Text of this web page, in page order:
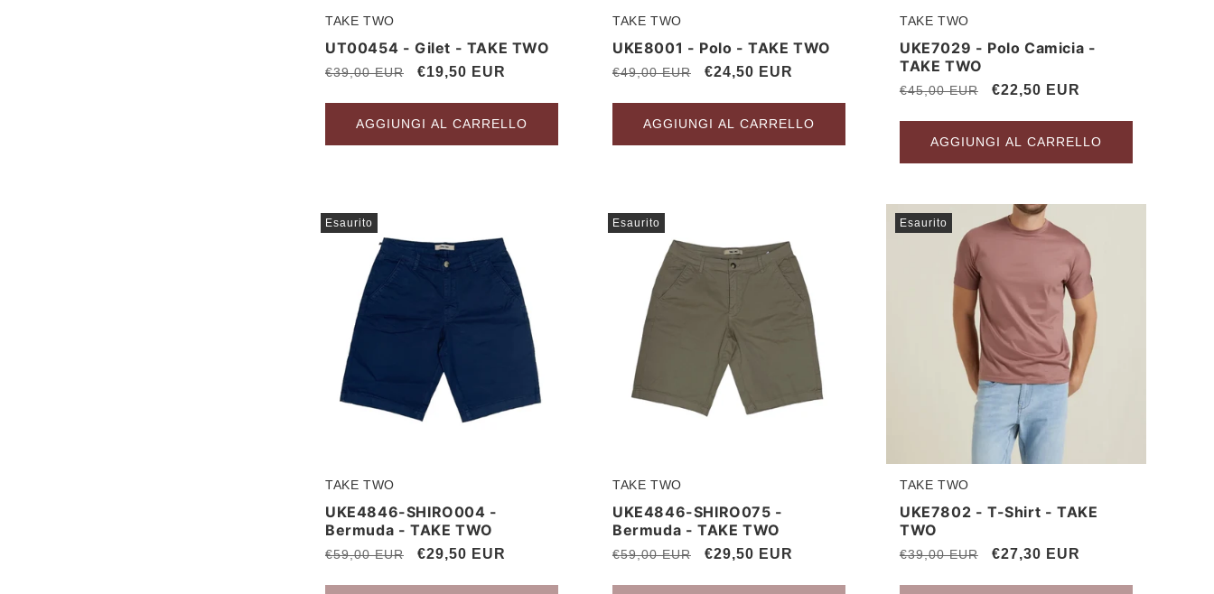
Produttore:
TAKE TWO
UT00454 - Gilet - TAKE TWO
Prezzo
€39,00 EUR
Prezzo
€19,50 EUR
AGGIUNGI AL CARRELLO
Produttore:
TAKE TWO
UKE8001 - Polo - TAKE TWO
Prezzo
€49,00 EUR
Prezzo
€24,50 EUR
AGGIUNGI AL CARRELLO
Produttore:
TAKE TWO
UKE7029 - Polo Camicia -
TAKE TWO
Prezzo
€45,00 EUR
Prezzo
€22,50 EUR
AGGIUNGI AL CARRELLO
Esaurito
Produttore:
TAKE TWO
UKE4846-SHIRO004 -
Bermuda - TAKE TWO
Prezzo
€59,00 EUR
Prezzo
€29,50 EUR
Esaurito
Produttore:
TAKE TWO
UKE4846-SHIRO075 -
Bermuda - TAKE TWO
Prezzo
€59,00 EUR
Prezzo
€29,50 EUR
Esaurito
Produttore:
TAKE TWO
UKE7802 - T-Shirt - TAKE
TWO
Prezzo
€39,00 EUR
Prezzo
€27,30 EUR